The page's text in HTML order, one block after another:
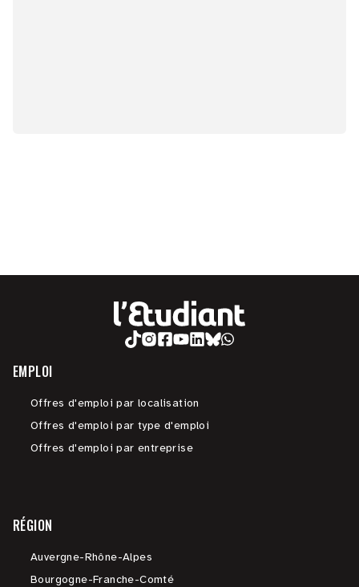
EMPLOI
Offres d'emploi par localisation
Offres d'emploi par type d'emploi
Offres d'emploi par entreprise
RÉGION
Auvergne-Rhône-Alpes
Bourgogne-Franche-Comté